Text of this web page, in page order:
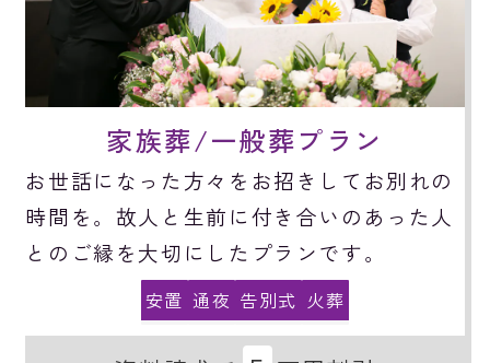
家族葬/一般葬プラン
お世話になった方々をお招きしてお別れの
時間を。故人と生前に付き合いのあった人
とのご縁を大切にしたプランです。
安置 通夜 告別式 火葬